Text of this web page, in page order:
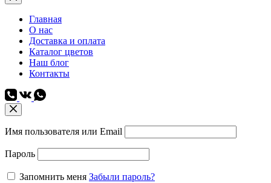
Главная
О нас
Доставка и оплата
Каталог цветов
Наш блог
Контакты
Имя пользователя или Email
Пароль
Запомнить меня Забыли пароль?